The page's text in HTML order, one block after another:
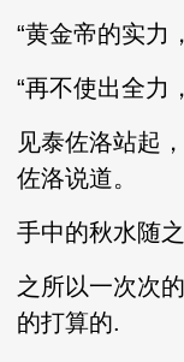
“黄金帝的实力
“再不使出全力
见泰佐洛站起
佐洛说道。
手中的秋水随
之所以一次次
的打算的.